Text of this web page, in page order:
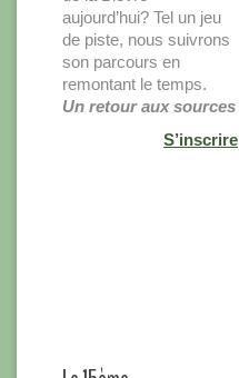
aujourd’hui? Tel un jeu
de piste, nous suivrons
son parcours en
remontant le temps.
Un retour aux sources
S’inscrire